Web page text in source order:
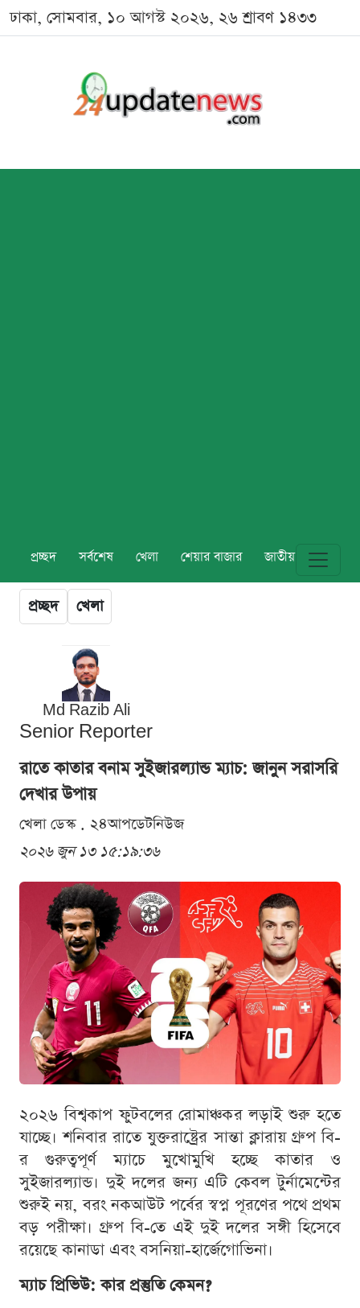
ঢাকা, সোমবার, ১০ আগস্ট ২০২৬, ২৬ শ্রাবণ ১৪৩৩
প্রচ্ছদ সর্বশেষ খেলা শেয়ার বাজার জাতীয় বিশ্ব
প্রচ্ছদ খেলা
Md Razib Ali
Senior Reporter
রাতে কাতার বনাম সুইজারল্যান্ড ম্যাচ: জানুন সরাসরি
দেখার উপায়
খেলা ডেস্ক . ২৪আপডেটনিউজ
২০২৬ জুন ১৩ ১৫:১৯:৩৬
২০২৬ বিশ্বকাপ ফুটবলের রোমাঞ্চকর লড়াই শুরু হতে
যাচ্ছে। শনিবার রাতে যুক্তরাষ্ট্রের সান্তা ক্লারায় গ্রুপ বি-
র গুরুত্বপূর্ণ ম্যাচে মুখোমুখি হচ্ছে কাতার ও
সুইজারল্যান্ড। দুই দলের জন্য এটি কেবল টুর্নামেন্টের
শুরুই নয়, বরং নকআউট পর্বের স্বপ্ন পূরণের পথে প্রথম
বড় পরীক্ষা। গ্রুপ বি-তে এই দুই দলের সঙ্গী হিসেবে
রয়েছে কানাডা এবং বসনিয়া-হার্জেগোভিনা।
ম্যাচ প্রিভিউ: কার প্রস্তুতি কেমন?